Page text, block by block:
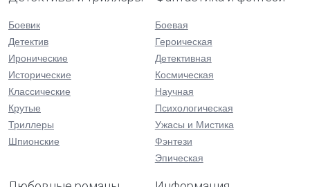
Боевик
Детектив
Иронические
Исторические
Классические
Крутые
Триллеры
Шпионские
Боевая
Героическая
Детективная
Космическая
Научная
Психологическая
Ужасы и Мистика
Фэнтези
Эпическая